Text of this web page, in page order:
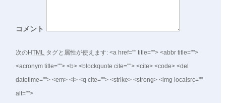
コメント
次のHTML タグと属性が使えます: <a href="" title=""> <abbr title="">
<acronym title=""> <b> <blockquote cite=""> <cite> <code> <del
datetime=""> <em> <i> <q cite=""> <strike> <strong> <img localsrc=""
alt="">